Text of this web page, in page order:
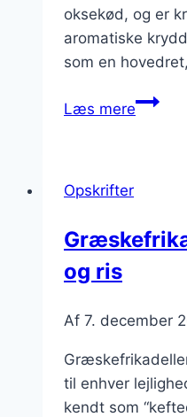
oksekød, og er
aromatiske
som en
Læs mere
Opskrifter
og ris
Af 7. december
til enhver
kendt som